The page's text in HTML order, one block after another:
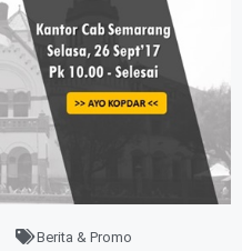
Berita & Promo